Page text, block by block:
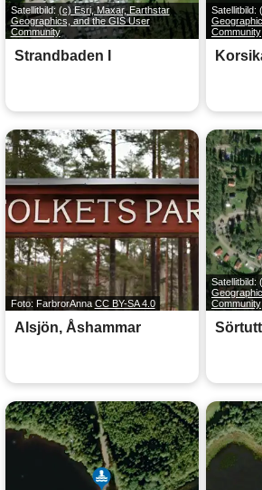
Satellitbild: (c) Esri, Maxar, Earthstar
Geographics, and the GIS User
Community
Strandbaden I
Satellitbild:
Community
Foto: FarbrorAnna CC BY-SA 4.0
Alsjön, Åshammar
Satellitbild:
Community